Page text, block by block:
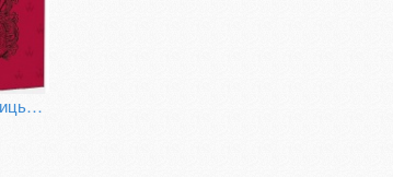
Богдан Хмельницький: Тетралогія